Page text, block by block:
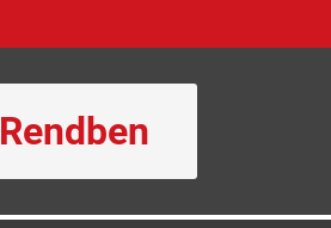
Rendben